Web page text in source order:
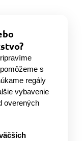
s
regály
vybavenie
overených